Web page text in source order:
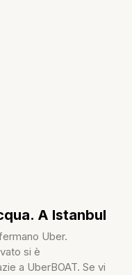
A Istanbul
Uber.
si è
a UberBOAT. Se vi